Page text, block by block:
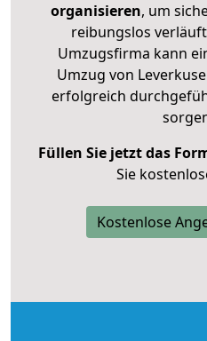
organisieren, um
reibungslos
Umzugsfirma kann
Umzug von
erfolgreich
Füllen Sie jetzt das
Sie
Kostenlose